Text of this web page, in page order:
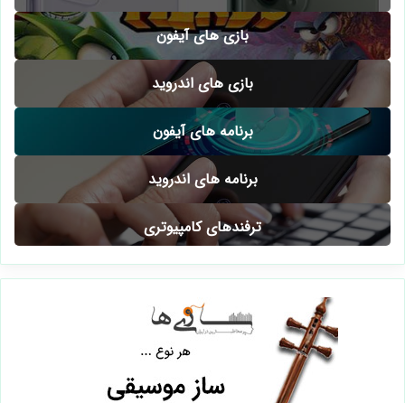
بازی های آیفون
بازی های اندروید
برنامه های آیفون
برنامه های اندروید
ترفندهای کامپیوتری